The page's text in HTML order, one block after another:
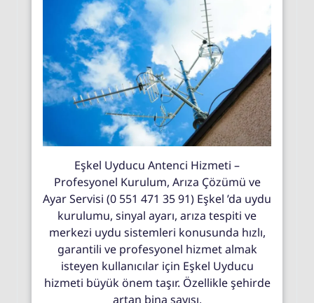
Eşkel Uyducu Antenci Hizmeti –
Profesyonel Kurulum, Arıza Çözümü ve
Ayar Servisi (0 551 471 35 91) Eşkel ’da uydu
kurulumu, sinyal ayarı, arıza tespiti ve
merkezi uydu sistemleri konusunda hızlı,
garantili ve profesyonel hizmet almak
isteyen kullanıcılar için Eşkel Uyducu
hizmeti büyük önem taşır. Özellikle şehirde
artan bina sayısı,